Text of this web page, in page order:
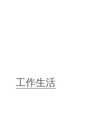
工作生活